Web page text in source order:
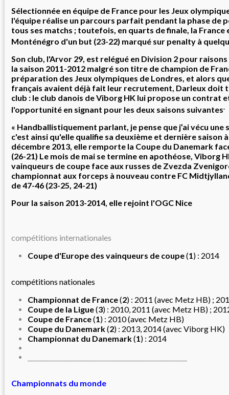
Sélectionnée en équipe de France pour les Jeux
l'équipe réalise un parcours parfait pendant la phase de
tous ses matchs ; toutefois, en quarts de finale, la
Monténégro d'un but (23-22) marqué sur penalty à
Son club, l'Arvor 29, est relégué en Division 2 pour
la saison 2011-2012 malgré son titre de champion de
préparation des Jeux olympiques de Londres, et alors
français avaient déjà fait leur recrutement, Darleux doit
club : le club danois deViborg HK lui propose un contrat
l'opportunité en signant pour les deux saisons suivantes.
« Handballistiquement parlant, je pense que j’ai vécu une
c'est ainsi qu'elle qualifie sa deuxième et dernière saison
décembre 2013, elle remporte la Coupe du Danemark
(26-21) Le mois de mai se termine en apothéose, Viborg
vainqueurs de coupe face aux russes de Zvezda
championnat aux forceps à nouveau contre FC
de 47-46 (23-25, 24-21)
Pour la saison 2013-2014, elle rejoint l'OGC Nice
compétitions internationales
Coupe d'Europe des vainqueurs de coupe(1 ) : 2014
compétitions nationales
Championnat de France(2) : 2011 (avec Metz HB) ;
Coupe de la Ligue(3) : 2010, 2011 (avec Metz HB) ;
Coupe de France(1 ) : 2010(avec Metz HB)
Coupe du Danemark(2) : 2013 2014(avec Viborg HK)
Championnat du Danemark(1 ) : 2014
Championnats du monde